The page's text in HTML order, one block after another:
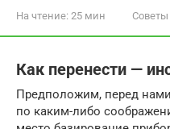
На чтение: 25 мин Советы
Как перенести —
Предположим, перед
по каким-либо